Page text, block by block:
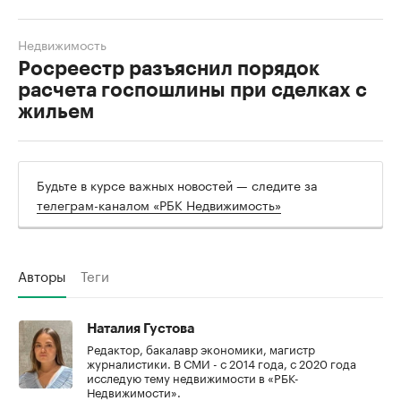
Росреестр разъяснил порядок
расчета госпошлины при сделках с
жильем
Недвижимость
Будьте в курсе важных новостей — следите за
телеграм-каналом «РБК Недвижимость»
Авторы Теги
Наталия Густова
Редактор, бакалавр экономики, магистр
журналистики. В СМИ - с 2014 года, с 2020 года
исследую тему недвижимости в «РБК-
Недвижимости».